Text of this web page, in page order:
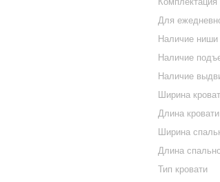
Для
Наличие
Наличие
Наличие
Ширина
Длина кровати
Ширина
Длина
Тип кровати